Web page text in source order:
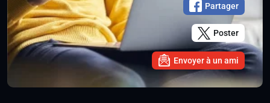
Partager
Poster
Envoyer à un ami